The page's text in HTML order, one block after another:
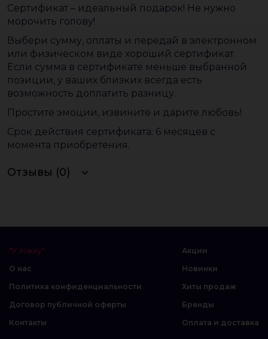
Сертификат – идеальный подарок! Не нужно
морочить голову!
Выбери сумму, оплаты и передай в электронном
или физическом виде хороший сертификат.
Если сумма в сертификате меньше выбранной
позиции, у ваших близких всегда есть
возможность доплатить разницу.
Простите эмоции, извините и дарите любовь!
Срок действия сертификата: 6 месяцев с
момента приобретения.
Отзывы (0)
"У ліжку"
О нас
Политика конфиденциальности
Договор публичной оферты
Контакты
Акции
Новинки
Хиты продаж
Бренды
Оплата и доставка